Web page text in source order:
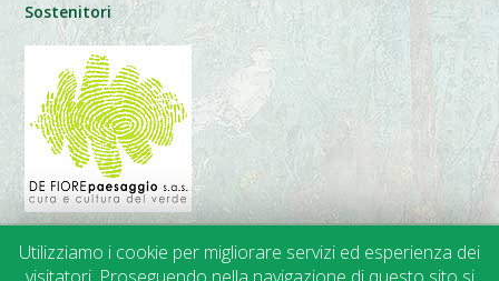
Sostenitori
Utilizziamo i cookie per migliorare servizi ed esperienza dei